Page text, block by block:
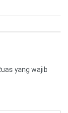
yang wajib